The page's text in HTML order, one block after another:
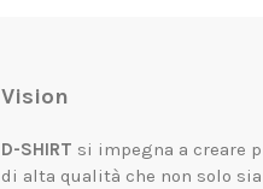
Vision
D-SHIRT si impegna a creare
di alta qualità che non solo